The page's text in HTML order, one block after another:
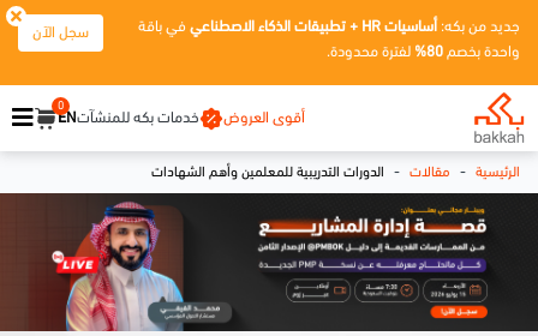
جديد من بكه: أساسيات HR + تطبيقات الذكاء الاصطناعي
في باقة
واحدة بخصم 80% لفترة محدودة.
سجل الآن
أقوى العروض خدمات بكه للمنشآتEN
0
الرئيسية - مقالات - الدورات التدريبية للمعلمين وأهم الشهادات